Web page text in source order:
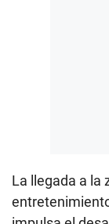
La llegada a la